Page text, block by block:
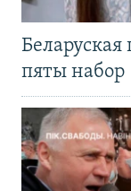
пяты набор